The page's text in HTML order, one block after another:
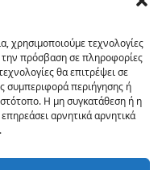
χρησιμοποιούμε τεχνολογίες
πρόσβαση σε πληροφορίες
θα επιτρέψει σε
συμπεριφορά περιήγησης ή
Η μη συγκατάθεση ή η
αρνητικά αρνητικά
24/7
και ιστορικό σου.